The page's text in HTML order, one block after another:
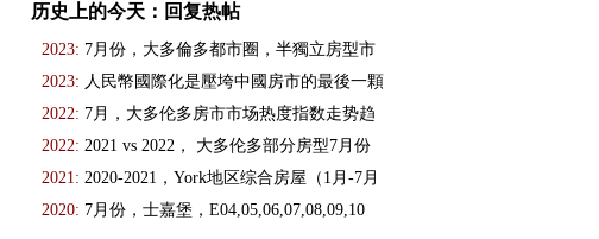
历史上的今天：回复热帖
2023: 7月份，大多倫多都市圈，半獨立房型市
2023: 人民幣國際化是壓垮中國房市的最後一顆
2022: 7月，大多伦多房市市场热度指数走势趋
2022: 2021 vs 2022， 大多伦多部分房型7月份
2021: 2020-2021，York地区综合房屋（1月-7月
2020: 7月份，士嘉堡，E04,05,06,07,08,09,10